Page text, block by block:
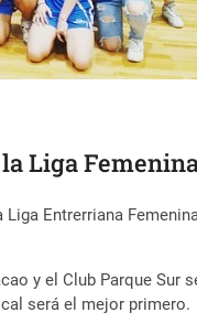
Liga
Entrerriana
y el Club Parque
será el mejor primero.